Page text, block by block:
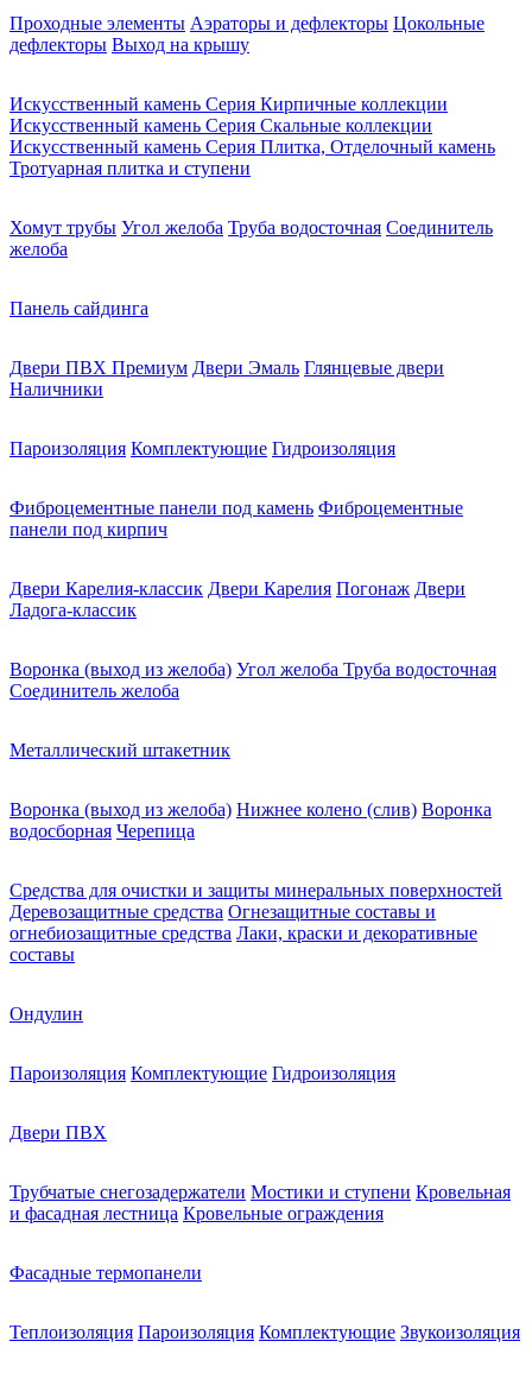
Проходные элементы Аэраторы и дефлекторы Цокольные
дефлекторы Выход на крышу
Искусственный камень Серия Кирпичные коллекции
Искусственный камень Серия Скальные коллекции
Искусственный камень Серия Плитка, Отделочный камень
Тротуарная плитка и ступени
Хомут трубы Угол желоба Труба водосточная Соединитель
желоба
Панель сайдинга
Двери ПВХ Премиум Двери Эмаль Глянцевые двери
Наличники
Пароизоляция Комплектующие Гидроизоляция
Фиброцементные панели под камень Фиброцементные
панели под кирпич
Двери Карелия-классик Двери Карелия Погонаж Двери
Ладога-классик
Воронка (выход из желоба) Угол желоба Труба водосточная
Соединитель желоба
Металлический штакетник
Воронка (выход из желоба) Нижнее колено (слив) Воронка
водосборная Черепица
Средства для очистки и защиты минеральных поверхностей
Деревозащитные средства Огнезащитные составы и
огнебиозащитные средства Лаки, краски и декоративные
составы
Ондулин
Пароизоляция Комплектующие Гидроизоляция
Двери ПВХ
Трубчатые снегозадержатели Мостики и ступени Кровельная
и фасадная лестница Кровельные ограждения
Фасадные термопанели
Теплоизоляция Пароизоляция Комплектующие Звукоизоляция